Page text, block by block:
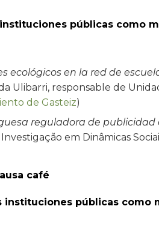
públicas como
ecológicos en la red de
Ulibarri, responsable de
de Gasteiz)
reguladora de
em Dinâmicas
café
instituciones públicas como